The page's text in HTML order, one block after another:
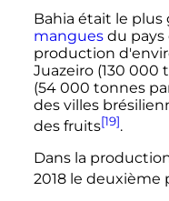
Bahia était le
manguesdu pays
production
Juazeiro (130 000
(54 000 tonnes
des villes
des fruits[19].
Dans la
2018 le deuxième